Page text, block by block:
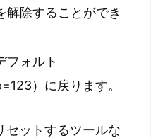
除することができ
フォルト
）に戻ります。
セットするツールな